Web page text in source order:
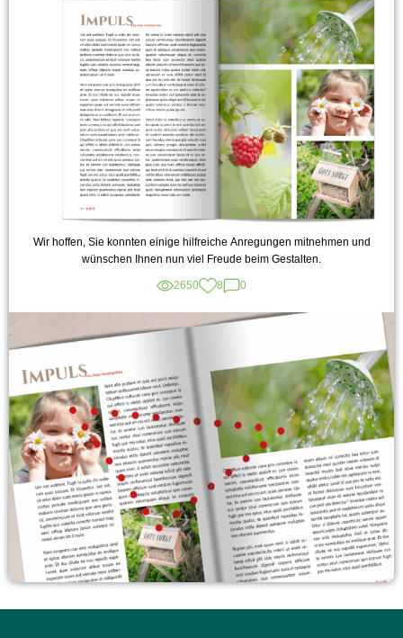
Wir hoffen, Sie konnten einige hilfreiche Anregungen mitnehmen und
wünschen Ihnen nun viel Freude beim Gestalten.
2650 8 0